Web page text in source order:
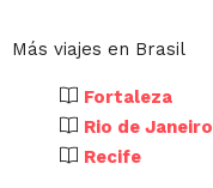
Más viajes en Brasil
Fortaleza
Rio de Janeiro
Recife